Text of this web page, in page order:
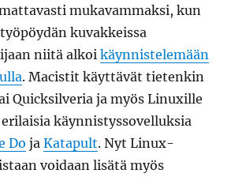
mukavammaksi, kun
kuvakkeissa
niitä alkoikäynnistelemään
. Macistit käyttävät tietenkin
Quicksilveria ja myös Linuxille
käynnistyssovelluksia
Do jaKatapult. Nyt Linux-
voidaan lisätä myös